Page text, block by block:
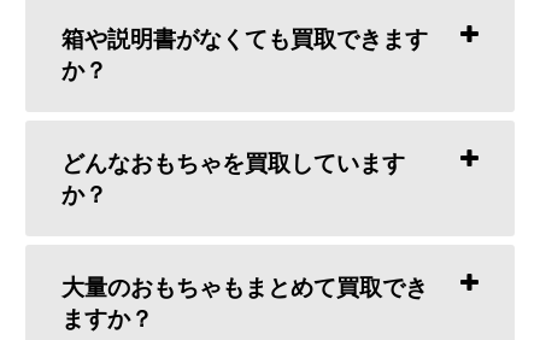
箱や説明書がなくても買取できます
か？
どんなおもちゃを買取しています
か？
大量のおもちゃもまとめて買取でき
ますか？